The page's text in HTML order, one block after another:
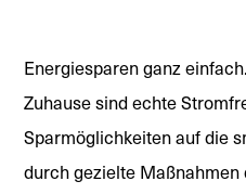
Energiesparen ganz
Zuhause sind echte
Sparmöglichkeiten auf die
durch gezielte